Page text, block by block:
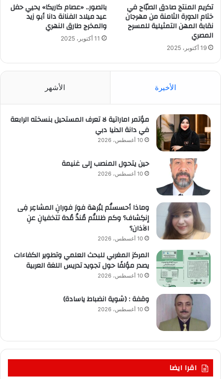
تكريم المنتج صادق الصبّاح في
ختام الدورة الثامنة من مهرجان
نقابة المهن التمثيلية للمسرح
المصري
19 أكتوبر، 2025
بالصور.. «عصام كاريكا» يحيي حفل
عيد ميلاد الفنانة دانا أبو زيد
والمخرج طارق النهري
11 أكتوبر، 2025
الأخيرة الأشهر
مؤتمر اماراتية لا تعرف المستحيل بنسخته الرابعة
في دانة الدنيا دبي
10 أغسطس، 2026
حين يتحول المنصب إلى غنيمة
10 أغسطس، 2026
وماذا أحسستُم لِبُرهة فورَ فورانِ المشاعِر فِى
إنكِشاف؟ وكم ظللتُم مُنذُ مُدة تتخفيانِ عنِ
الآذان؟
10 أغسطس، 2026
المركز المغربي للبحث العلمي وتطوير الكفاءات
يصدر مؤلفًا حول تجويد تدريس اللغة العربية
10 أغسطس، 2026
وقفة : (شوية انضباط ياسادة)
10 أغسطس، 2026
اقرا ايضا